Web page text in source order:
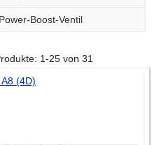
Power-Boost-Ventil
1-25 von 31
(4D)